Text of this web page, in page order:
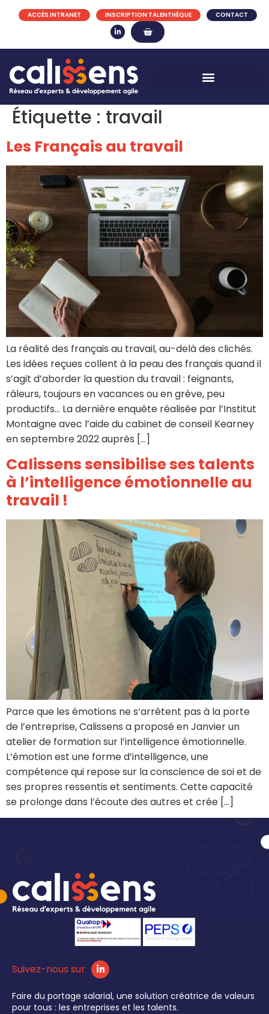
ACCÈS INTRANET INSCRIPTION TALENTHÈQUE CONTACT
Étiquette : travail
Les Français au travail
La réalité des français au travail, au-delà des clichés.
Les idées reçues collent à la peau des français quand il
s’agit d’aborder la question du travail : feignants,
râleurs, toujours en vacances ou en grève, peu
productifs… La dernière enquête réalisée par l’Institut
Montaigne avec l’aide du cabinet de conseil Kearney
en septembre 2022 auprès […]
Calissens sensibilise ses talents
à l’intelligence émotionnelle au
travail !
Parce que les émotions ne s’arrêtent pas à la porte
de l’entreprise, Calissens a proposé en Janvier un
atelier de formation sur l’intelligence émotionnelle.
L’émotion est une forme d’intelligence, une
compétence qui repose sur la conscience de soi et de
ses propres ressentis et sentiments. Cette capacité
se prolonge dans l’écoute des autres et crée […]
Suivez-nous sur
Faire du portage salarial, une solution créatrice de valeurs
pour tous : les entreprises et les talents.